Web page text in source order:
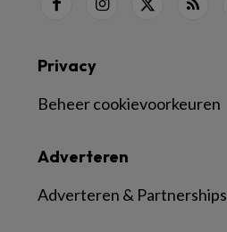
Adverteren
Adverteren & Partnerships
Privacy
Beheer cookievoorkeuren